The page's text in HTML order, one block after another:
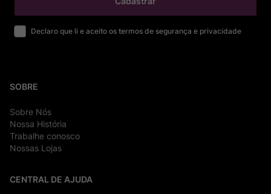
Declaro que li e aceito os termos de segurança e privacidade
SOBRE
Sobre Nós
Nossa História
Trabalhe conosco
Nossas Lojas
CENTRAL DE AJUDA